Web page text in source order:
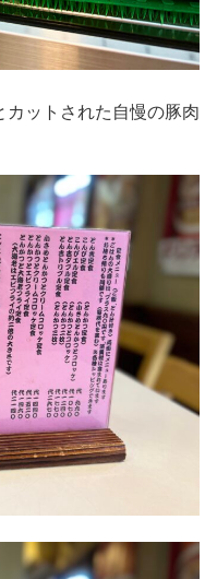
ットされた自慢の豚肉